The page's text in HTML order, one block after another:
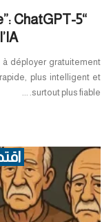
ChatGPT-5
à déployer gratuitement
plus intelligent et
surtout plus fiable. ...